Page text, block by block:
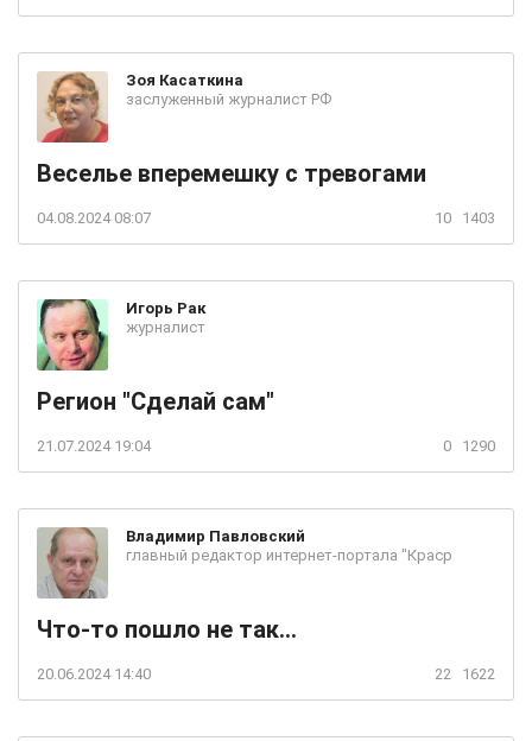
Зоя Касаткина
заслуженный журналист РФ
Веселье вперемешку с тревогами
04.08.2024 08:07 10 1403
Игорь Рак
журналист
Регион "Сделай сам"
21.07.2024 19:04 0 1290
Владимир Павловский
главный редактор интернет-портала "Краср
Что-то пошло не так...
20.06.2024 14:40 22 1622